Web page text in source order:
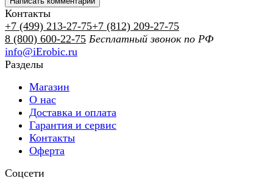
Контакты
+7 (499) 213-27-75+7 (812) 209-27-75
8 (800) 600-22-75 Бесплатный звонок по РФ
info@iErobic.ru
Разделы
Магазин
О нас
Доставка и оплата
Гарантия и сервис
Контакты
Оферта
Соцсети